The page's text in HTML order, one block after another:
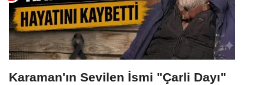
Karaman'ın Sevilen İsmi "Çarli Dayı"